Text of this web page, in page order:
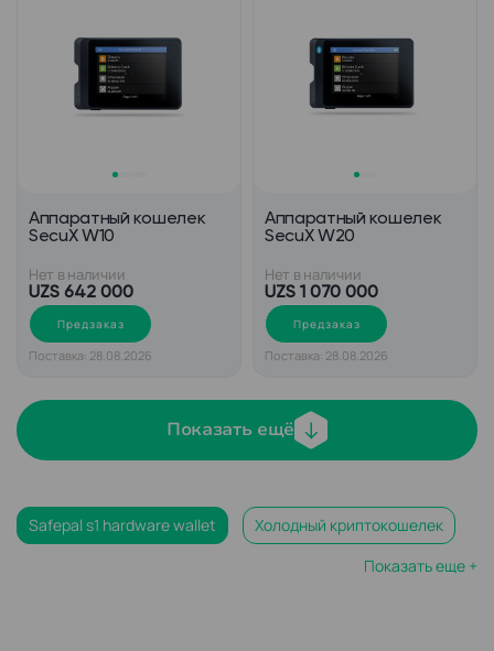
Аппаратный кошелек
SecuX W10
Нет в наличии
UZS 642 000
Предзаказ
Поставка: 28.08.2026
Аппаратный кошелек
SecuX W20
Нет в наличии
UZS 1 070 000
Предзаказ
Поставка: 28.08.2026
Показать ещё
Safepal s1 hardware wallet Холодный криптокошелек
Показать еще +